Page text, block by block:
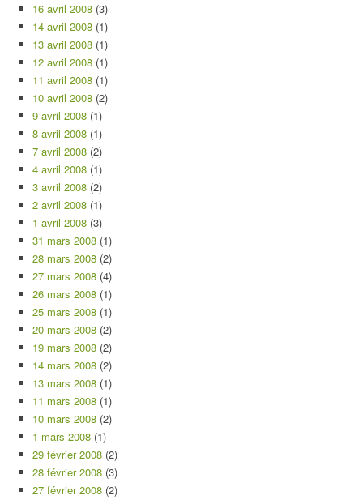
16 avril 2008 (3)
14 avril 2008 (1)
13 avril 2008 (1)
12 avril 2008 (1)
11 avril 2008 (1)
10 avril 2008 (2)
9 avril 2008 (1)
8 avril 2008 (1)
7 avril 2008 (2)
4 avril 2008 (1)
3 avril 2008 (2)
2 avril 2008 (1)
1 avril 2008 (3)
31 mars 2008 (1)
28 mars 2008 (2)
27 mars 2008 (4)
26 mars 2008 (1)
25 mars 2008 (1)
20 mars 2008 (2)
19 mars 2008 (2)
14 mars 2008 (2)
13 mars 2008 (1)
11 mars 2008 (1)
10 mars 2008 (2)
1 mars 2008 (1)
29 février 2008 (2)
28 février 2008 (3)
27 février 2008 (2)